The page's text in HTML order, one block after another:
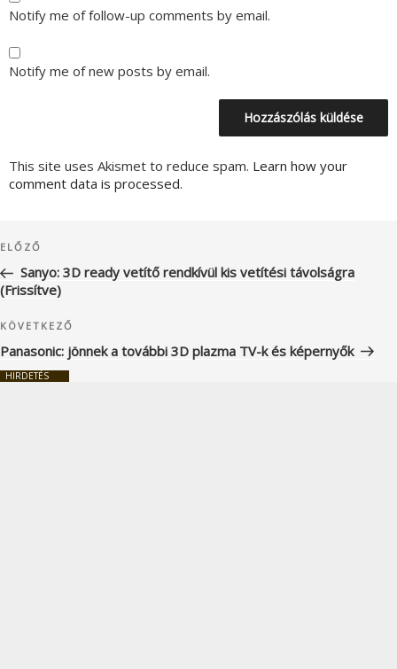
Notify me of follow-up comments by email.
Notify me of new posts by email.
This site uses Akismet to reduce spam. Learn how your
comment data is processed.
navigáció
Korábbi
bejegyzés
ELŐZŐ
Sanyo: 3D ready vetítő rendkívül kis vetítési távolságra
(Frissítve)
Következő
bejegyzés
KÖVETKEZŐ
Panasonic: jönnek a további 3D plazma TV-k és képernyők
HIRDETÉS